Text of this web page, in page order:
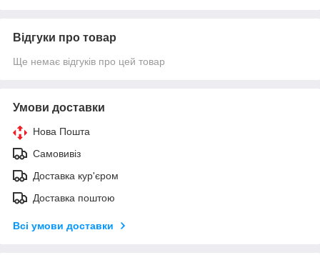
Відгуки про товар
Ще немає відгуків про цей товар
Умови доставки
Нова Пошта
Самовивіз
Доставка кур'єром
Доставка поштою
Всі умови доставки